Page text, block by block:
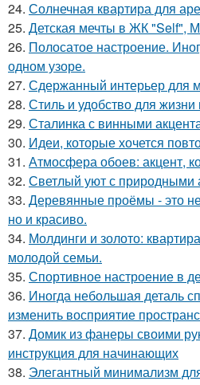
24. Солнечная квартира для
25. Детская мечты в ЖК "Self",
26. Полосатое настроение.
одном узоре.
27. Сдержанный интерьер для
28. Стиль и удобство для
29. Сталинка с винными
30. Идеи, которые хочется
31. Атмосфера обоев: акцент,
32. Светлый уют с природными
33. Деревянные проёмы - это
но и красиво.
34. Молдинги и золото:
молодой семьи.
35. Спортивное настроение в
36. Иногда небольшая деталь
изменить восприятие
37. Домик из фанеры своими
инструкция для начинающих
38. Элегантный минимализм